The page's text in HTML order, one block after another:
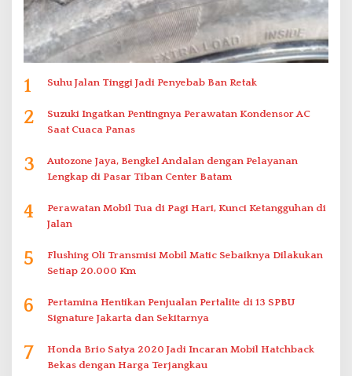
1 Suhu Jalan Tinggi Jadi Penyebab Ban Retak
2
Suzuki Ingatkan Pentingnya Perawatan Kondensor AC
Saat Cuaca Panas
3
Autozone Jaya, Bengkel Andalan dengan Pelayanan
Lengkap di Pasar Tiban Center Batam
4
Perawatan Mobil Tua di Pagi Hari, Kunci Ketangguhan di
Jalan
5
Flushing Oli Transmisi Mobil Matic Sebaiknya Dilakukan
Setiap 20.000 Km
6
Pertamina Hentikan Penjualan Pertalite di 13 SPBU
Signature Jakarta dan Sekitarnya
7
Honda Brio Satya 2020 Jadi Incaran Mobil Hatchback
Bekas dengan Harga Terjangkau